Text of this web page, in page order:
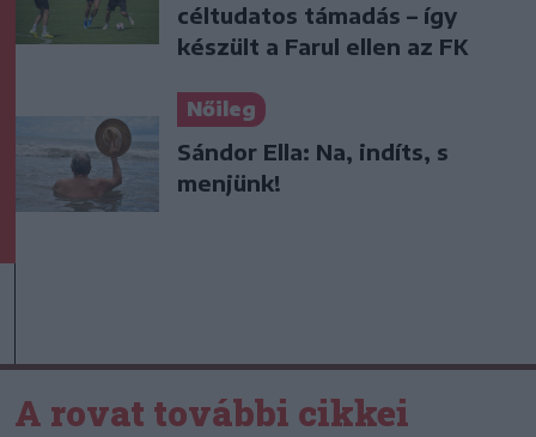
céltudatos támadás – így
készült a Farul ellen az FK
Nőileg
Sándor Ella: Na, indíts, s
menjünk!
A rovat további cikkei